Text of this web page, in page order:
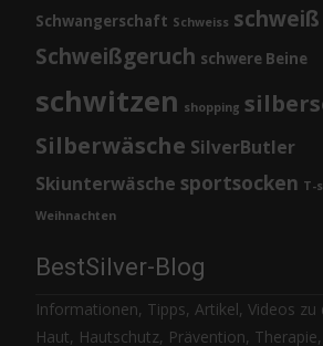
Schwangerschaft Schweiss schweiß
Schweißgeruch schwere Beine
schwitzen shopping
Silberwäsche SilverButler
Skiunterwäsche sportsocken T-
Weihnachten
BestSilver-Blog
Informationen, Tipps, Artikel, Videos zu
Haut, Hautschutz, Prävention, Therapie,